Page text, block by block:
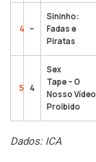
4 –
Sininho:
Fadas e
Piratas
5 4
Sex
Tape – O
Nosso Vídeo
Proibido
Dados: ICA